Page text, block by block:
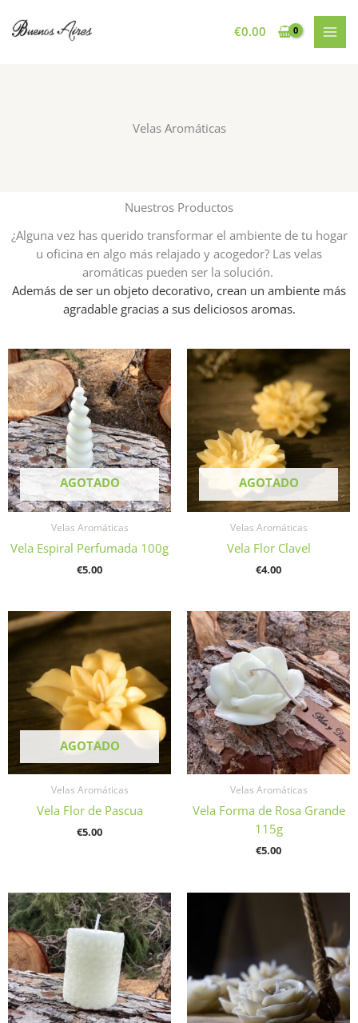
€0.00
Velas Aromáticas
Nuestros Productos
¿Alguna vez has querido transformar el ambiente de tu hogar
u oficina en algo más relajado y acogedor? Las velas
aromáticas pueden ser la solución.
Además de ser un objeto decorativo, crean un ambiente más
agradable gracias a sus deliciosos aromas.
AGOTADO
Velas Aromáticas
Vela Espiral Perfumada 100g
€5.00
AGOTADO
Velas Aromáticas
Vela Flor Clavel
€4.00
AGOTADO
Velas Aromáticas
Vela Flor de Pascua
€5.00
Velas Aromáticas
Vela Forma de Rosa Grande
115g
€5.00